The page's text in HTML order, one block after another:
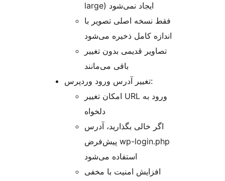
large) ایجاد نمی‌شود
فقط نسخه اصلی تصویر با
اندازه کامل ذخیره می‌شود
تصاویر قدیمی بدون تغییر
باقی می‌مانند
تغییر آدرس ورود وردپرس:
امکان تغییر URL ورود به
دلخواه
اگر خالی بگذارید، آدرس
پیش‌فرض wp-login.php
استفاده می‌شود
افزایش امنیت با مخفی